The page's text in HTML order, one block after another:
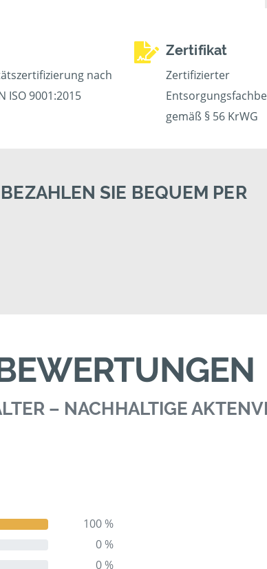
nach
ISO 9001:2015
Zertifikat
Zertifizierter
gemäß § 56 KrWG
BEZAHLEN SIE BEQUEM PER
– NACHHALTIGE
100 %
0 %
0 %